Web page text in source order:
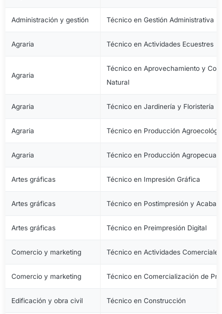
Administración y gestión Técnico en Gestión Administrativa
Agraria Técnico en Actividades Ecuestres
Agraria
Técnico en Aprovechamiento y
Natural
Agraria Técnico en Jardinería y Floristería
Agraria Técnico en Producción
Agraria Técnico en Producción
Artes gráficas Técnico en Impresión Gráfica
Artes gráficas Técnico en Postimpresión y
Artes gráficas Técnico en Preimpresión Digital
Comercio y marketing Técnico en Actividades Comerciales
Comercio y marketing Técnico en Comercialización de
Edificación y obra civil Técnico en Construcción